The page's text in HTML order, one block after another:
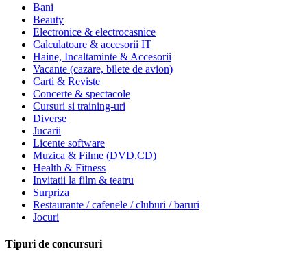
Bani
Beauty
Electronice & electrocasnice
Calculatoare & accesorii IT
Haine, Incaltaminte & Accesorii
Vacante (cazare, bilete de avion)
Carti & Reviste
Concerte & spectacole
Cursuri si training-uri
Diverse
Jucarii
Licente software
Muzica & Filme (DVD,CD)
Health & Fitness
Invitatii la film & teatru
Surpriza
Restaurante / cafenele / cluburi / baruri
Jocuri
Tipuri de concursuri